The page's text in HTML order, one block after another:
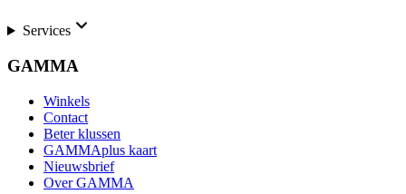
Services
GAMMA
Winkels
Contact
Beter klussen
GAMMAplus kaart
Nieuwsbrief
Over GAMMA